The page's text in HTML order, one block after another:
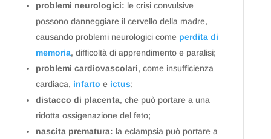
problemi neurologici: le crisi convulsive
possono danneggiare il cervello della madre,
causando problemi neurologici come perdita di
memoria, difficoltà di apprendimento e paralisi;
problemi cardiovascolari, come insufficienza
cardiaca, infarto e ictus;
distacco di placenta, che può portare a una
ridotta ossigenazione del feto;
nascita prematura: la eclampsia può portare a